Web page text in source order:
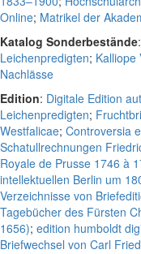
Online; Matrikel der
Katalog Sonderbestände:
Leichenpredigten; Kalliope
Nachlässe
Edition: Digitale Edition
Leichenpredigten;
Westfalicae; Controversia
Schatullrechnungen
Royale de Prusse 1746 à
intellektuellen Berlin um
Verzeichnisse von
Tagebücher des Fürsten
1656); edition humboldt
Briefwechsel von Carl